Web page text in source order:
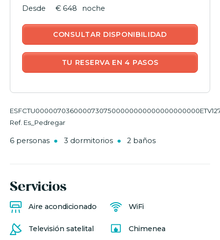
Ref. Es_Pedregar
6 personas 3 dormitorios 2 baños
Servicios
Aire acondicionado WiFi
Televisión satelital Chimenea
€ 648 noche
CONSULTAR DISPONIBILIDAD
TU RESERVA EN 4 PASOS